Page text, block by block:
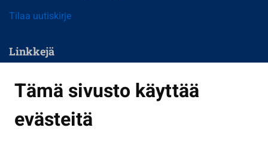
Tämä sivusto käyttää
evästeitä
Tilaa uutiskirje
Linkkejä
Kasvatus ja opetus
Kulttuuri ja liikunta